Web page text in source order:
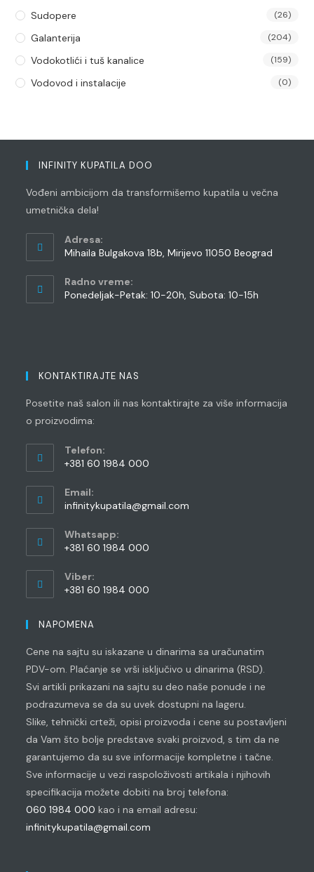
Sudopere (26)
Galanterija (204)
Vodokotlići i tuš kanalice (159)
Vodovod i instalacije (0)
INFINITY KUPATILA DOO
Vođeni ambicijom da transformišemo kupatila u večna
umetnička dela!
Adresa:
Mihaila Bulgakova 18b, Mirijevo 11050 Beograd
Radno vreme:
Ponedeljak-Petak: 10-20h, Subota: 10-15h
KONTAKTIRAJTE NAS
Posetite naš salon ili nas kontaktirajte za više informacija
o proizvodima:
Telefon:
+381 60 1984 000
in
your
application
Email:
infinitykupatila@gmail.com
Whatsapp:
+381 60 1984 000
in
your
Viber:
+381 60 1984 000
in
application
NAPOMENA
Cene na sajtu su iskazane u dinarima sa uračunatim
PDV-om. Plaćanje se vrši isključivo u dinarima (RSD).
Svi artikli prikazani na sajtu su deo naše ponude i ne
podrazumeva se da su uvek dostupni na lageru.
Slike, tehnički crteži, opisi proizvoda i cene su postavljeni
da Vam što bolje predstave svaki proizvod, s tim da ne
garantujemo da su sve informacije kompletne i tačne.
Sve informacije u vezi raspoloživosti artikala i njihovih
specifikacija možete dobiti na broj telefona:
060 1984 000 kao i na email adresu:
infinitykupatila@gmail.com